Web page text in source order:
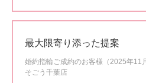
最大限寄り添った提案
婚約指輪ご成約のお客様（2025年11
そごう千葉店